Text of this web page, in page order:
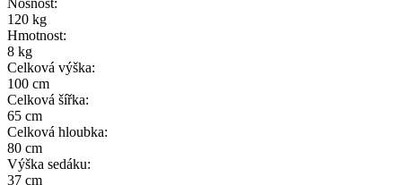
120 kg
Hmotnost:
8 kg
Celková výška:
100 cm
Celková šířka:
65 cm
Celková hloubka:
80 cm
Výška sedáku:
37 cm